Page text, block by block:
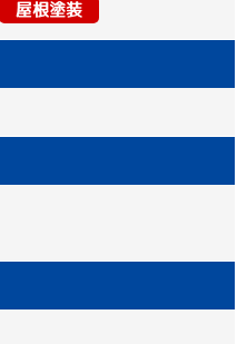
屋根塗装